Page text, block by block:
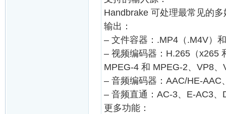
Handbrake 可处理最常见的
输出：
– 文件容器：.MP4（.M4V）
– 视频编码器：H.265（x265
MPEG-4 和 MPEG-2、VP8
– 音频编码器：AAC/HE-AAC
– 音频直通：AC-3、E-AC3
更多功能：